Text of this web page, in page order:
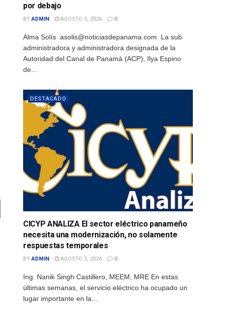
por debajo
BY ADMIN AGOSTO 5, 2026 0
Alma Solís asolis@noticiasdepanama.com La sub
administradora y administradora designada de la
Autoridad del Canal de Panamá (ACP), Ilya Espino
de...
DESTACADO
CICYP ANALIZA El sector eléctrico panameño
necesita una modernización, no solamente
respuestas temporales
BY ADMIN AGOSTO 5, 2026 0
Ing. Nanik Singh Castillero, MEEM, MRE En estas
últimas semanas, el servicio eléctrico ha ocupado un
lugar importante en la...